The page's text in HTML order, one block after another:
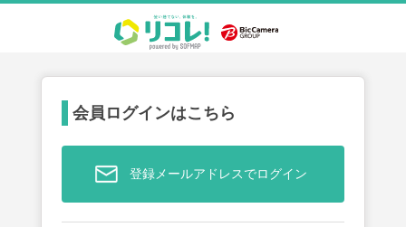
会員ログインはこちら
登録メールアドレスでログイン